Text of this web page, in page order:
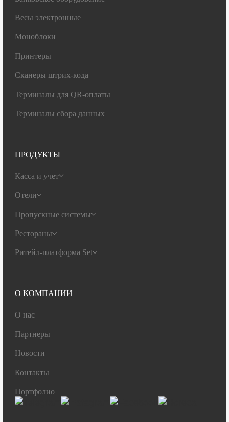
Весы электронные
Моноблоки
Принтеры
Сканеры штрих-кода
Терминалы для QR-оплаты
Терминалы сбора данных
ПРОДУКТЫ
Касса и учет
Отели
Пропускные системы
Рестораны
Ритейл-платформа Set
О КОМПАНИИ
О нас
Партнеры
Новости
Контакты
Портфолио